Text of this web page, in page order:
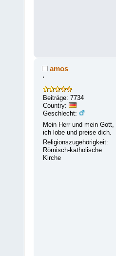
amos
'
Beiträge: 7734
Country:
Geschlecht:
Mein Herr und mein Gott,
ich lobe und preise dich.
Religionszugehörigkeit:
Römisch-katholische
Kirche